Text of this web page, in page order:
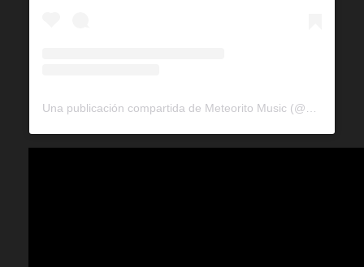
Una publicación compartida de Meteorito Music (@meteoritomusic)